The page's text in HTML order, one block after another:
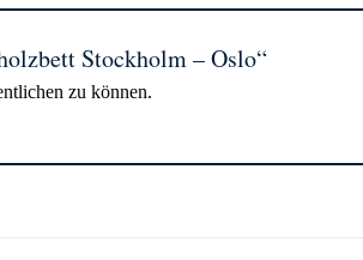
Stockholm – Oslo“
zu können.